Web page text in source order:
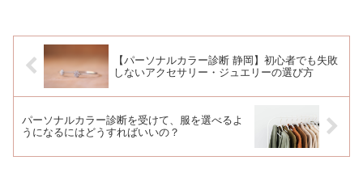
【パーソナルカラー診断 静岡】初心者でも失敗
しないアクセサリー・ジュエリーの選び方
パーソナルカラー診断を受けて、服を選べるよ
うになるにはどうすればいいの？